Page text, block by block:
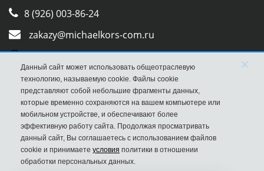
8 (926) 003-86-24
zakazy@michaelkors-com.ru
Whatsapp
Viber
Данный сайт может использовать общеотраслевую
технологию, называемую cookie. Файлы cookie
представляют собой небольшие фрагменты данных,
которые временно сохраняются на вашем компьютере или
мобильном устройстве, и обеспечивают более
эффективную работу сайта. Продолжая просматривать
данный сайт, Вы соглашаетесь с использованием файлов
cookie и принимаете условия политики в отношении
обработки персональных данных.
×